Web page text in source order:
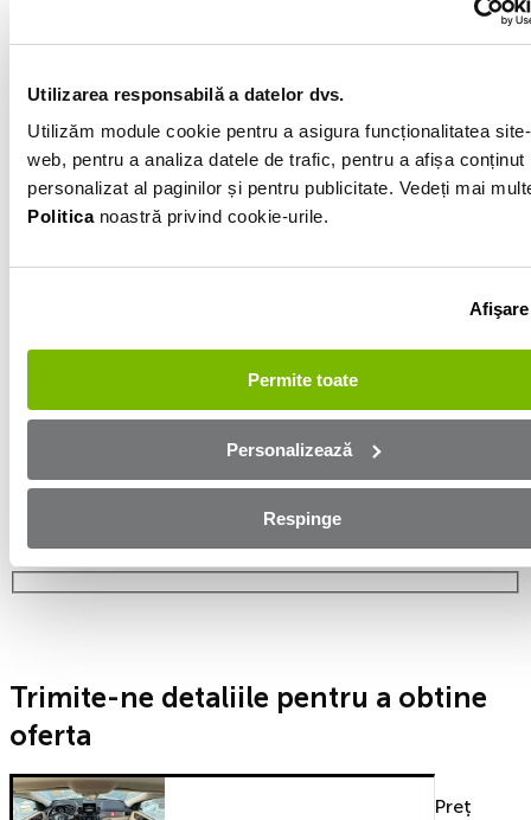
Utilizarea responsabilă a datelor dvs.
Utilizăm module cookie pentru a asigura funcționalitatea
web, pentru a analiza datele de trafic, pentru a afișa conținut
personalizat al paginilor și pentru publicitate. Vedeți mai
Politicanoastră privind cookie-urile.
Afişare
Permite toate
Personalizează
Respinge
Informatiile vanzatorului
0757700503
Trimite e-mail
Aplică online și bucură-te de
aprobare rapidă!
Ești mai aproape de mașina dorită! Completează
formularul de mai jos și te contactăm in cel mai scurt
Trimite-ne detaliile pentru a obtine
oferta
Preț